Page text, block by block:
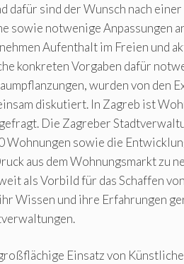
dafür sind der Wunsch nach
sowie notwenige Anpassungen
Aufenthalt im Freien und
konkreten Vorgaben dafür
wurden von den
diskutiert. In Zagreb ist
Die Zagreber
Wohnungen sowie die
aus dem Wohnungsmarkt zu
als Vorbild für das Schaffen
Wissen und ihre Erfahrungen
Einsatz von